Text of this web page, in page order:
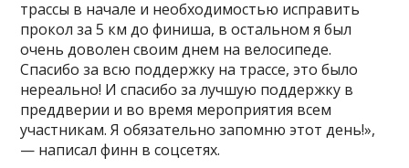
трассы в начале и необходимостью исправить
прокол за 5 км до финиша, в остальном я был
очень доволен своим днем ​​на велосипеде.
Спасибо за всю поддержку на трассе, это было
нереально! И спасибо за лучшую поддержку в
преддверии и во время мероприятия всем
участникам. Я обязательно запомню этот день!»,
— написал финн в соцсетях.